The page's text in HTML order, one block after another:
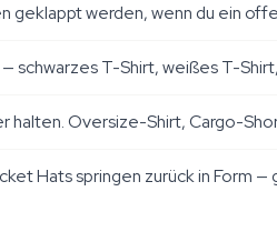
geklappt werden, wenn du ein
schwarzes T-Shirt, weißes T-
halten. Oversize-Shirt, Cargo-
Hats springen zurück in Form